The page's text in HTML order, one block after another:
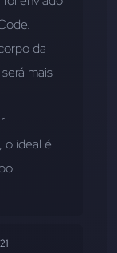
da
mais
o ideal é